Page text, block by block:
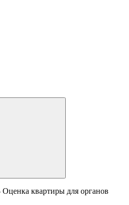
Оценка квартиры для органов